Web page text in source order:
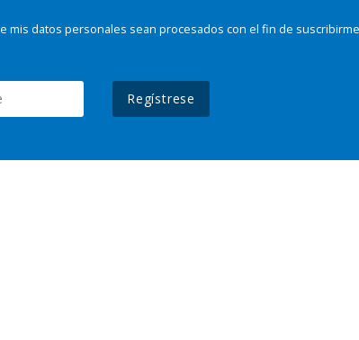
mis datos personales sean procesados con el fin de
Regístrese